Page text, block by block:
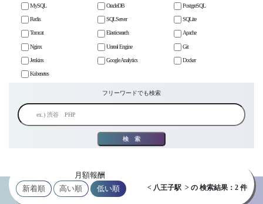
MySQL OracleDB PostgreSQL
Redis SQLServer SQLite
Tomcat Elasticsearch Apache
Nginx Unreal Engine Git
Jenkins Google Analytics Docker
Kubenetes
フリーワードでも検索
検索
新着順
月額報酬
高い順
低い順 < 八王子駅 > の 検索結果：2 件